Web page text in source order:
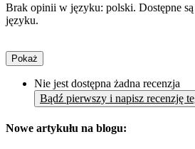
Brak opinii w języku: polski. Dostępne
języku.
Pokaż
Nie jest dostępna żadna recenzja
Bądź pierwszy i napisz recenzję
Nowe artykułu na blogu: